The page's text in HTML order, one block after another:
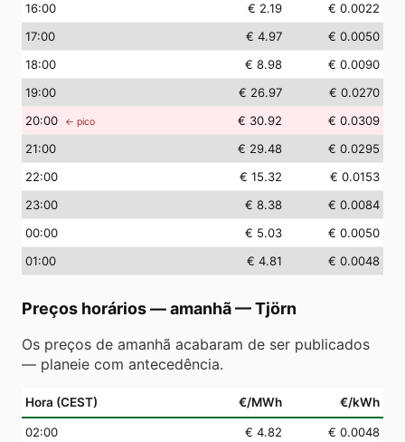
16:00 € 2.19
€ 0.0022
17:00 € 4.97
€ 0.0050
18:00 € 8.98
€ 0.0090
19:00 € 26.97
€ 0.0270
20:00 ← pico € 30.92
€ 0.0309
21:00 € 29.48
€ 0.0295
22:00 € 15.32
€ 0.0153
23:00 € 8.38
€ 0.0084
00:00 € 5.03
€ 0.0050
01:00 € 4.81 € 0.0048
Preços horários — amanhã—Tjörn
Os preços de amanhã acabaram de ser publicados
— planeie com antecedência.
Hora (CEST) €/MWh €/kWh
02:00 € 4.82
€ 0.0048